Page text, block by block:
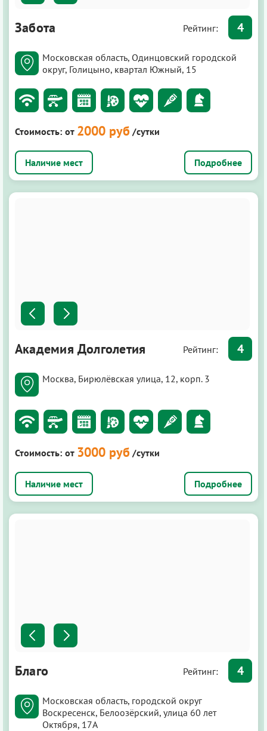
Забота Рейтинг: 4
Московская область, Одинцовский городской
округ, Голицыно, квартал Южный, 15
Стоимость: от 2000 руб /сутки
Подробнее
Академия Долголетия Рейтинг: 4
Москва, Бирюлёвская улица, 12, корп. 3
Стоимость: от 3000 руб /сутки
Подробнее
Благо Рейтинг: 4
Московская область, городской округ
Воскресенск, Белоозёрский, улица 60 лет
Октября, 17А